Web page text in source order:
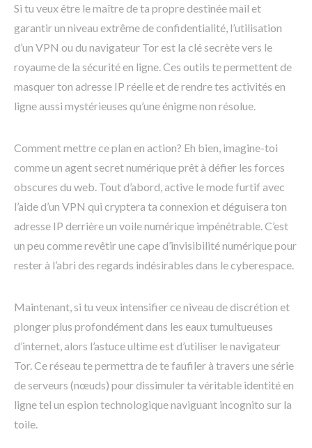
Si tu veux être le maître de ta propre destinée mail et
garantir un niveau extrême de confidentialité, l’utilisation
d’un VPN ou du navigateur Tor est la clé secrète vers le
royaume de la sécurité en ligne. Ces outils te permettent de
masquer ton adresse IP réelle et de rendre tes activités en
ligne aussi mystérieuses qu’une énigme non résolue.
Comment mettre ce plan en action? Eh bien, imagine-toi
comme un agent secret numérique prêt à défier les forces
obscures du web. Tout d’abord, active le mode furtif avec
l’aide d’un VPN qui cryptera ta connexion et déguisera ton
adresse IP derrière un voile numérique impénétrable. C’est
un peu comme revêtir une cape d’invisibilité numérique pour
rester à l’abri des regards indésirables dans le cyberespace.
Maintenant, si tu veux intensifier ce niveau de discrétion et
plonger plus profondément dans les eaux tumultueuses
d’internet, alors l’astuce ultime est d’utiliser le navigateur
Tor. Ce réseau te permettra de te faufiler à travers une série
de serveurs (nœuds) pour dissimuler ta véritable identité en
ligne tel un espion technologique naviguant incognito sur la
toile.